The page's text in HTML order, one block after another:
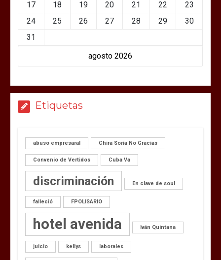
agosto 2026
17
18 19 20 21 22
23
24
25 26 27 28 29
30
31
Etiquetas
abuso empresaral Chira Soria No Gracias
Convenio de Vertidos Cuba Va
discriminación En clave de soul
falleció FPOLISARIO
hotel avenida Iván Quintana
juicio kellys laborales